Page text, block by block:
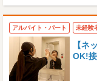
アルバイト・パート 未経験
【ネ
OK!